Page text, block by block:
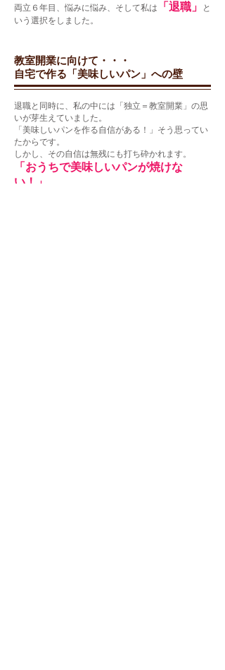
両立６年目、悩みに悩み、そして私は
「退職」
と
いう選択をしました。
教室開業に向けて・・・
​自宅で作る「美味しいパン」への壁
退職と同時に、私の中には「独立＝教室開業」の思
いが芽生えていました。
「美味しいパンを作る自信がある！」そう思ってい
たからです。
しかし、その自信は無残にも打ち砕かれます。
「おうちで美味しいパンが焼けな
い！」